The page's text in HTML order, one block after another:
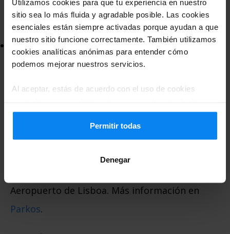
Utilizamos cookies para que tu experiencia en nuestro
sitio sea lo más fluida y agradable posible. Las cookies
esenciales están siempre activadas porque ayudan a que
nuestro sitio funcione correctamente. También utilizamos
cookies analíticas anónimas para entender cómo
podemos mejorar nuestros servicios.
Al aceptar, estás de acuerdo con el uso de cookies
configuración en cualquier momento. Para conocer todos
los detalles, consulta nuestra Política de privacidad
Permitir todas
Denegar
estancias prolongadas, con servicio de
autobuses que conecta con las terminales.
Estacionamiento premium: Proporciona
mayor comodidad y proximidad a las
Si estás buscando una comparación de
Aeropuerto de Lisboa. Más información en
Parkos.